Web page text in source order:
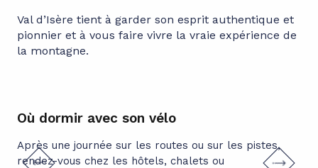
Val d’Isère tient à garder son esprit authentique et
pionnier et à vous faire vivre la vraie expérience de
la montagne.
Où dormir avec son vélo
Après une journée sur les routes ou sur les pistes,
rendez-vous chez les hôtels, chalets ou